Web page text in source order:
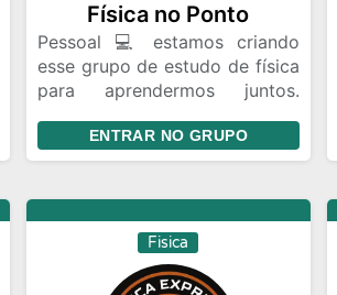
Física no Ponto
Pessoal 💻 estamos criando
esse grupo de estudo de física
para aprendermos juntos.
atividades extras.
ENTRAR NO GRUPO
Fisica